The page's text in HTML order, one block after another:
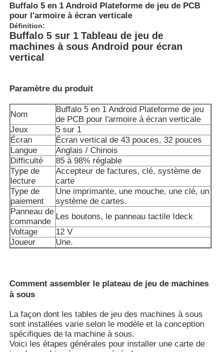
Vidéos
A propos de nous
Visite d'usine
Contrôle de la qualité
Demande de soumission
panneau de jeu de fente
Tableau de jeux de poissons
Buffalo 5 en 1 Android Plateforme de jeu de PCB
pour l'armoire à écran verticale
Définition:
Buffalo 5 sur 1 Tableau de jeu de
machines à sous Android pour écran
vertical
Paramètre du produit
Nom
Buffalo 5 en 1 Android Plateforme de jeu
de PCB pour l'armoire à écran verticale
Jeux
5 sur 1
Écran
Écran vertical de 43 pouces, 32 pouces
Langue
Anglais / Chinois
Difficulté
85 à 98% réglable
Type de
lecture
Accepteur de factures, clé, système de
carte
Type de
paiement
Une imprimante, une mouche, une clé, un
système de cartes.
Panneau de
commande
Les boutons, le panneau tactile Ideck
Voltage
12 V
Joueur
Une.
Comment assembler le plateau de jeu de machines
à sous
La façon dont les tables de jeu des machines à sous
sont installées varie selon le modèle et la conception
spécifiques de la machine à sous.
Voici les étapes générales pour installer une carte de